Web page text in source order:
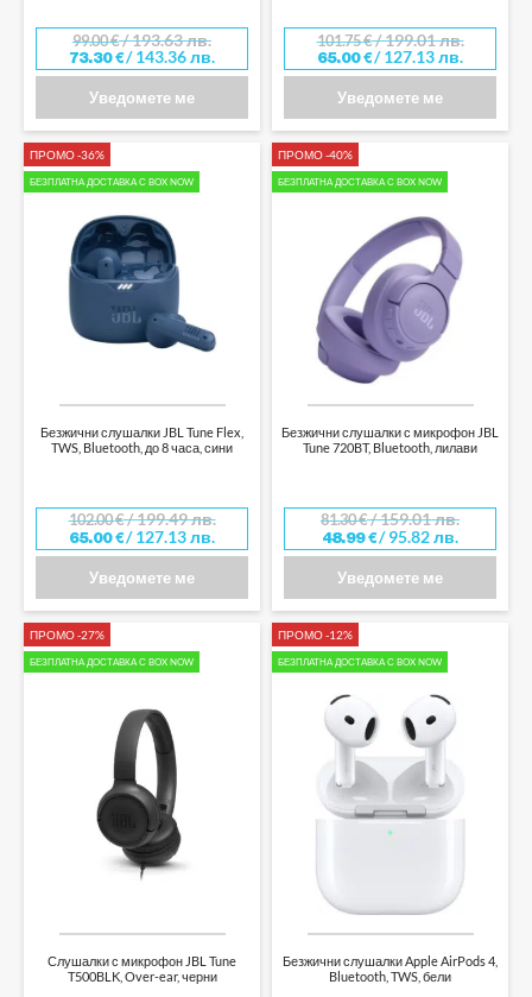
99.00€/ 193.63 лв.
73.30€/ 143.36 лв.
Уведомете ме
101.75€/ 199.01 лв.
65.00€/ 127.13 лв.
Уведомете ме
ПРОМО -36%
БЕЗПЛАТНА ДОСТАВКА С BOX NOW
Безжични слушалки JBL Tune Flex,
TWS, Bluetooth, до 8 часа, сини
102.00€/ 199.49 лв.
65.00€/ 127.13 лв.
Уведомете ме
ПРОМО -40%
БЕЗПЛАТНА ДОСТАВКА С BOX NOW
Безжични слушалки с микрофон JBL
Tune 720BT, Bluetooth, лилави
81.30€/ 159.01 лв.
48.99€/ 95.82 лв.
Уведомете ме
ПРОМО -27%
БЕЗПЛАТНА ДОСТАВКА С BOX NOW
Слушалки с микрофон JBL Tune
T500BLK, Over-ear, черни
ПРОМО -12%
БЕЗПЛАТНА ДОСТАВКА С BOX NOW
Безжични слушалки Apple AirPods 4,
Bluetooth, TWS, бели